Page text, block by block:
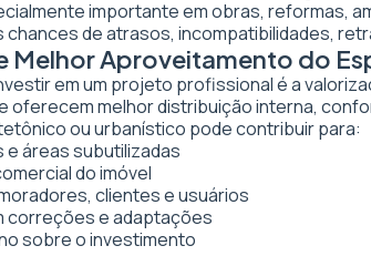
importante em obras, reformas,
de atrasos, incompatibilidades,
Melhor Aproveitamento do
em um projeto profissional é a
oferecem melhor distribuição interna,
ou urbanístico pode contribuir para:
áreas subutilizadas
do imóvel
clientes e usuários
correções e adaptações
sobre o investimento